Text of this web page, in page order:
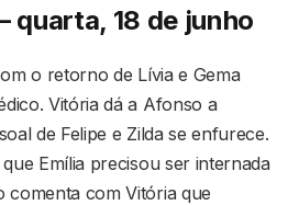
quarta, 18 de junho
o retorno de Lívia e Gema
Vitória dá a Afonso a
de Felipe e Zilda se enfurece.
Emília precisou ser internada
comenta com Vitória que